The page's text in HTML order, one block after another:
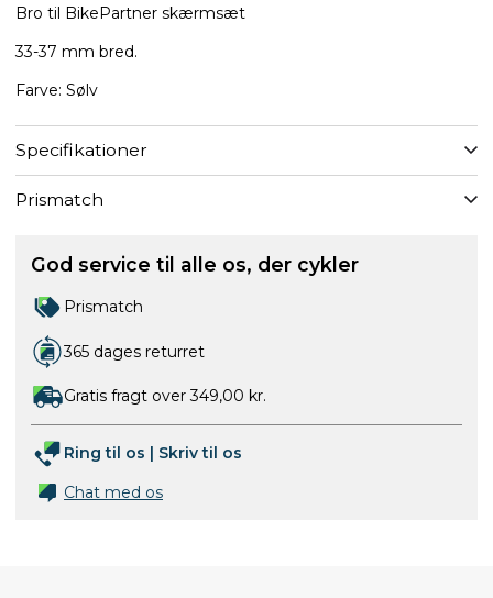
Bro til BikePartner skærmsæt
33-37 mm bred.
Farve: Sølv
Specifikationer
Prismatch
God service til alle os, der cykler
Prismatch
365 dages returret
Gratis fragt over 349,00 kr.
Ring til os | Skriv til os
Chat med os